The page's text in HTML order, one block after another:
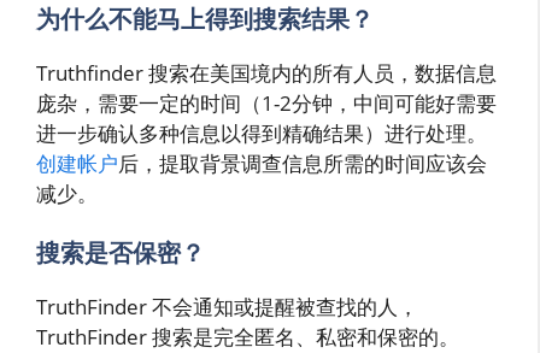
为什么不能马上得到搜索结果？
Truthfinder 搜索在美国境内的所有人员，数据信息
庞杂，需要一定的时间（1-2分钟，中间可能好需要
进一步确认多种信息以得到精确结果）进行处理。
创建帐户后，提取背景调查信息所需的时间应该会
减少。
搜索是否保密？
TruthFinder 不会通知或提醒被查找的人，
TruthFinder 搜索是完全匿名、私密和保密的。